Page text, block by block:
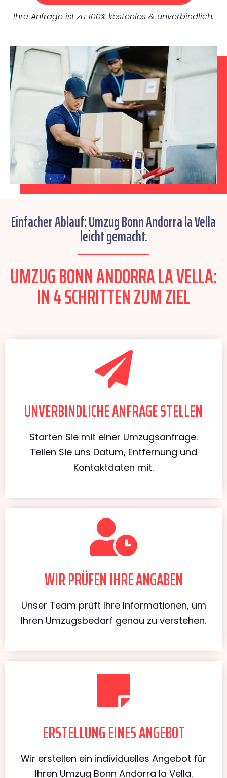
Ihre Anfrage ist zu 100% kostenlos & unverbindlich.
Einfacher Ablauf: Umzug Bonn Andorra la Vella
leicht gemacht.
UMZUG BONN ANDORRA LA VELLA:
IN 4 SCHRITTEN ZUM ZIEL
UNVERBINDLICHE ANFRAGE STELLEN
Starten Sie mit einer Umzugsanfrage.
Teilen Sie uns Datum, Entfernung und
Kontaktdaten mit.
WIR PRÜFEN IHRE ANGABEN
Unser Team prüft Ihre Informationen, um
Ihren Umzugsbedarf genau zu verstehen.
ERSTELLUNG EINES ANGEBOT
Wir erstellen ein individuelles Angebot für
Ihren Umzug Bonn Andorra la Vella.